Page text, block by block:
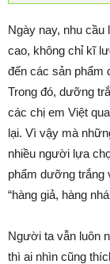
Ngày nay, nhu
cao, không chỉ kĩ
đến các sản phẩm
Trong đó, dưỡng
các chị em Việt
lại. Vì vậy mà
nhiều người lựa
phẩm dưỡng trắng
“hàng giả, hàng
Người ta vẫn luôn
thì ai nhìn cũng